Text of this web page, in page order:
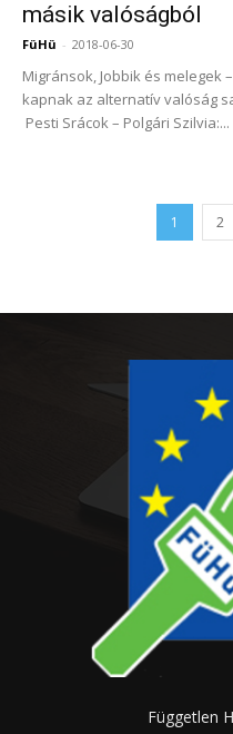
másik valóságból
FüHü - 2018-06-30
Migránsok, Jobbik és melegek
kapnak az alternatív valóság
Pesti Srácok – Polgári Szilvia:...
1 2
Független